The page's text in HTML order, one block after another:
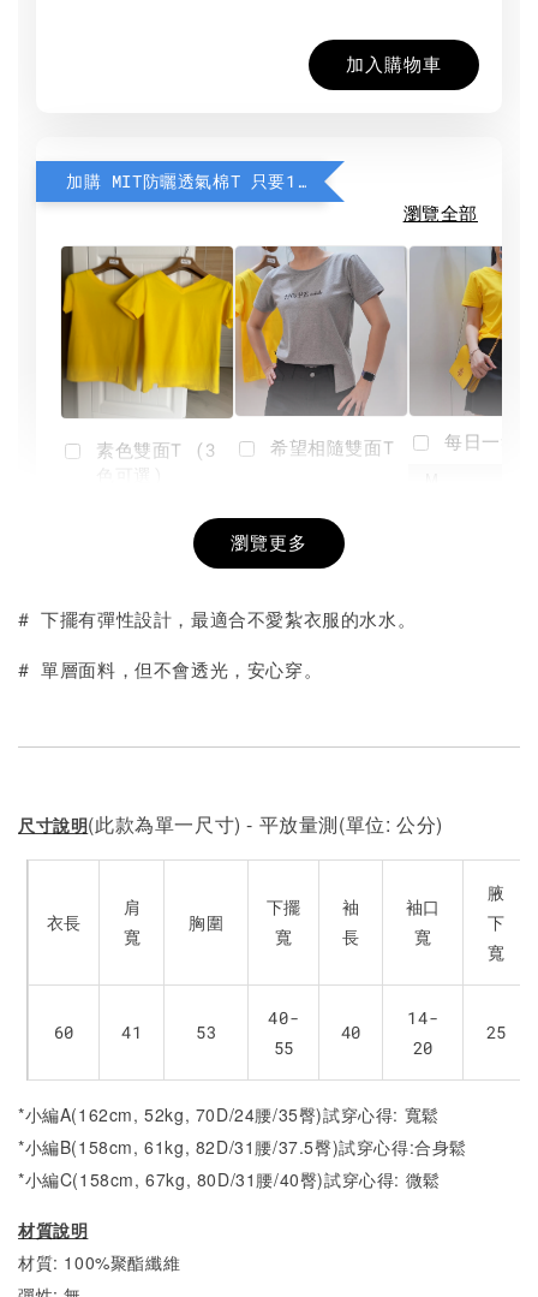
加入購物車
加購 MIT防曬透氣棉T 只要190元
瀏覽全部
素色雙面T (3
+
希望相隨雙面T
NT$ 190
-
每日一笑
瀏覽更多
# 下擺有彈性設計，最適合不愛紮衣服的水水。
# 單層面料，但不會透光，安心穿。
尺寸說明(此款為單一尺寸) - 平放量測(單位: 公分)
衣長
肩
寬
胸圍
下擺
寬
袖
長
袖口
寬
腋
下
寬
60 41 53
40-
55
40
14-
20
25
*小編A(162cm, 52kg, 70D/24腰/35臀)試穿心得: 寬鬆
*小編B(158cm, 61kg, 82D/31腰/37.5臀)試穿心得:合身鬆
*小編C(158cm, 67kg, 80D/31腰/40臀)試穿心得: 微鬆
材質說明
材質: 100%聚酯纖維